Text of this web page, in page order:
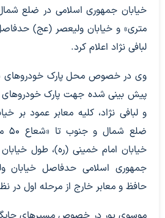
متری» و خیابان ولیعصر (عج) حدفاصل
لبافی نژاد اعلام کرد.
وی در خصوص محل پارک
پیش بینی شده جهت پارک
و لبافی نژاد، کلیه معابر عمود بر
خیابان امام خمینی (ره)، طول
جمهوری اسلامی حدفاصل خیابان
حافظ و معابر خارج از مرحله اول در